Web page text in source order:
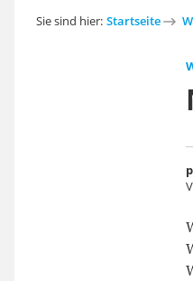
Sie sind hier: Startseite